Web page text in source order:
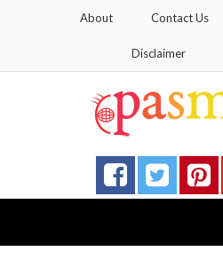
About Contact Us
Disclaimer